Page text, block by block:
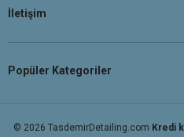
İletişim
Popüler Kategoriler
© 2026 TasdemirDetailing.com Kredi